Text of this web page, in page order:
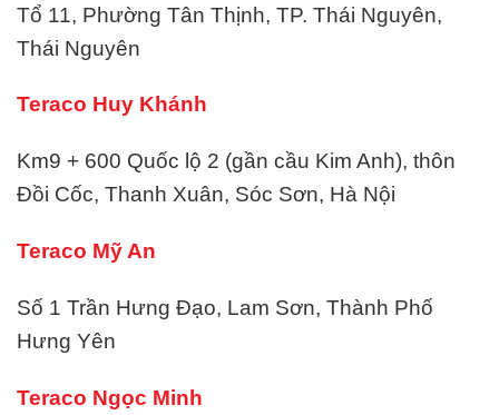
Tổ 11, Phường Tân Thịnh, TP. Thái Nguyên,
Thái Nguyên
Teraco Huy Khánh
Km9 + 600 Quốc lộ 2 (gần cầu Kim Anh), thôn
Đồi Cốc, Thanh Xuân, Sóc Sơn, Hà Nội
Teraco Mỹ An
Số 1 Trần Hưng Đạo, Lam Sơn, Thành Phố
Hưng Yên
Teraco Ngọc Minh